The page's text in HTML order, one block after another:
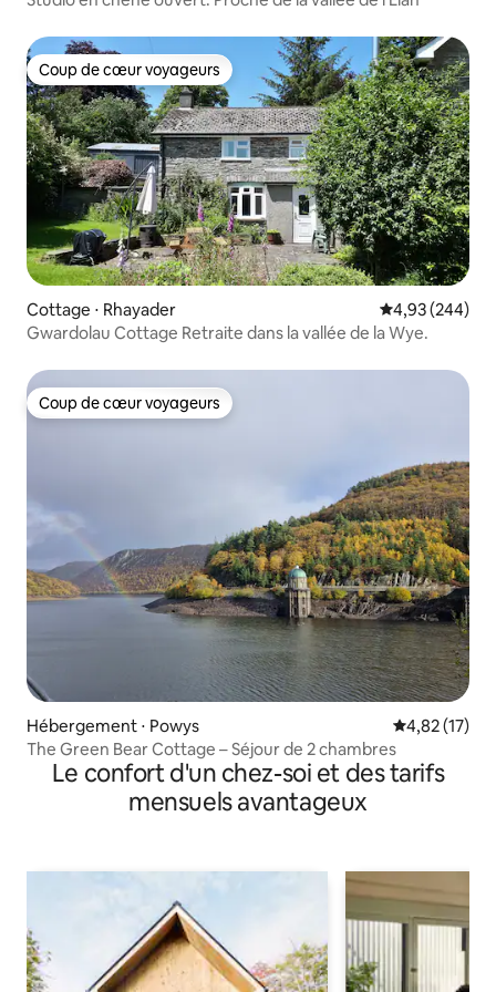
Coup de cœur voyageurs
Coup de cœur voyageurs
Cottage ⋅ Rhayader Évaluation
4,93 (244)
Gwardolau Cottage Retraite dans la vallée de la Wye.
Coup de cœur voyageurs
Coup de cœur voyageurs
Hébergement ⋅ Powys Évaluation
4,82 (17)
The Green Bear Cottage – Séjour de 2 chambres
Le confort d'un chez-soi et des tarifs
mensuels avantageux